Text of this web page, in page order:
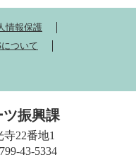
情報保護
について
振興課
22番地1
43-5334